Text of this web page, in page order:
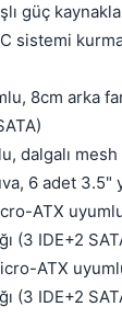
güç
sistemi
8cm arka
dalgalı
6 adet 3.5"
ATX
(3 IDE+2
ATX
(3 IDE+2